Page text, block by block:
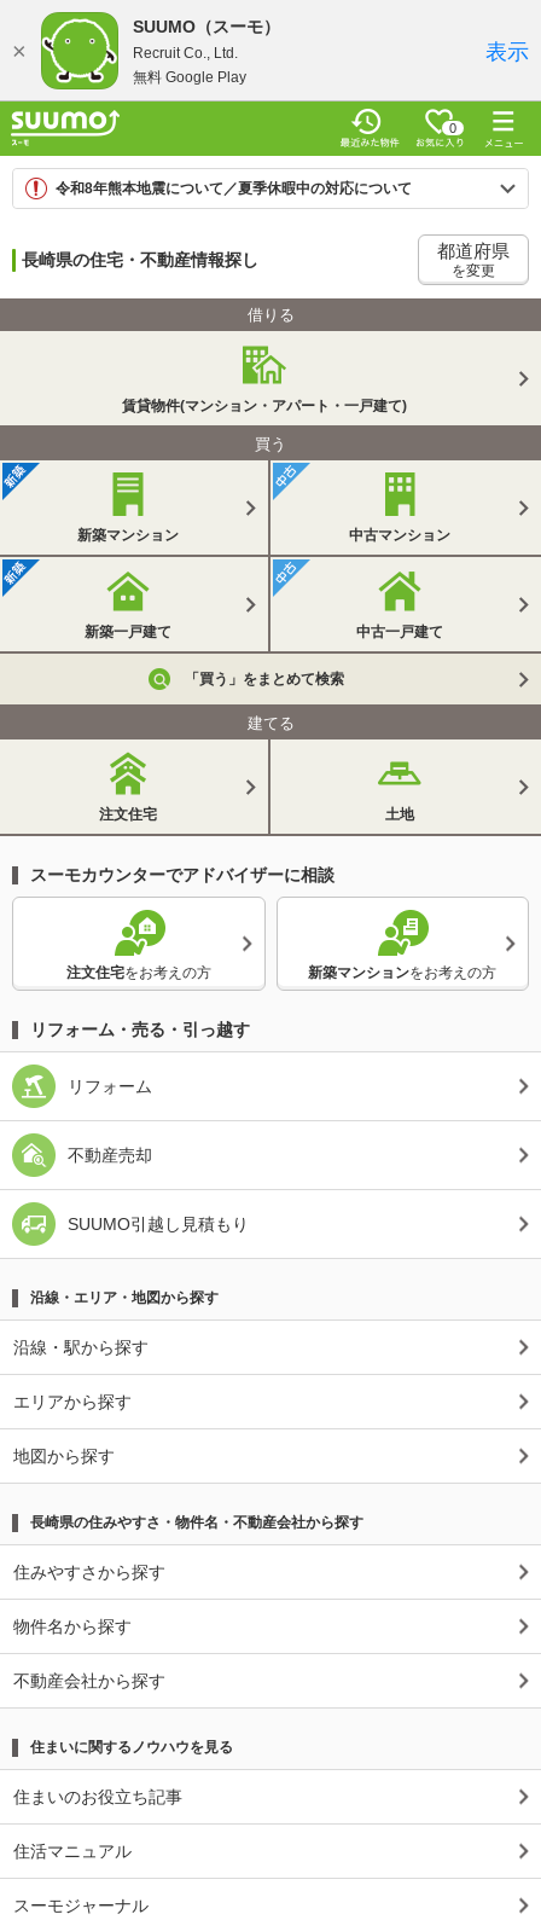
×
SUUMO（スーモ）
Recruit Co., Ltd.
無料 Google Play
表示
0
令和8年熊本地震について／夏季休暇中の対応について
長崎県の住宅・不動産情報探し 都道府県
を変更
借りる
賃貸物件(マンション・アパート・一戸建て)
買う
新築マンション 中古マンション
新築一戸建て 中古一戸建て
「買う」をまとめて検索
建てる
注文住宅 土地
スーモカウンターでアドバイザーに相談
注文住宅をお考えの方 新築マンションをお考えの方
リフォーム・売る・引っ越す
リフォーム
不動産売却
SUUMO引越し見積もり
沿線・エリア・地図から探す
沿線・駅から探す
エリアから探す
地図から探す
長崎県の住みやすさ・物件名・不動産会社から探す
住みやすさから探す
物件名から探す
不動産会社から探す
住まいに関するノウハウを見る
住まいのお役立ち記事
住活マニュアル
スーモジャーナル